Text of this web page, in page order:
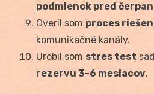
podmienok pred
Overil som proces
komunikačné kanály.
Urobil som stres test
rezervu 3–6 mesiacov.